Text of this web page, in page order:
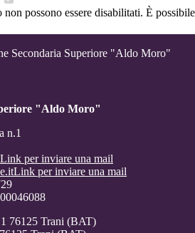
possono essere disabilitati. È
Secondaria Superiore "Aldo Moro"
"Aldo Moro"
n.1
Link per inviare una mail
Link per inviare una mail
76125 Trani (BAT)